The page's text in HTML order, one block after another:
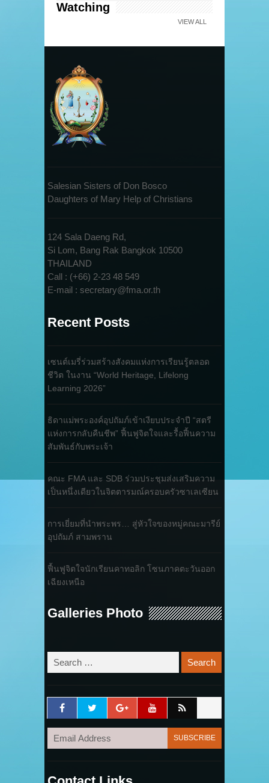
Watching
VIEW ALL
Salesian Sisters of Don Bosco
Daughters of Mary Help of Christians
124 Sala Daeng Rd,
Si Lom, Bang Rak Bangkok 10500
THAILAND
Call : (+66) 2-23 48 549
E-mail : secretary@fma.or.th
Recent Posts
เซนต์เมรี่ร่วมสร้างสังคมแห่งการเรียนรู้ตลอด
ชีวิต ในงาน “World Heritage, Lifelong
Learning 2026”
ธิดาแม่พระองค์อุปถัมภ์เข้าเงียบประจำปี “สตรี
แห่งการกลับคืนชีพ” ฟื้นฟูจิตใจและรื้อฟื้นความ
สัมพันธ์กับพระเจ้า
คณะ FMA และ SDB ร่วมประชุมส่งเสริมความ
เป็นหนึ่งเดียวในจิตตารมณ์ครอบครัวซาเลเซียน
การเยี่ยมที่นำพระพร… สู่หัวใจของหมู่คณะมารีย์
อุปถัมภ์ สามพราน
ฟื้นฟูจิตใจนักเรียนคาทอลิก โซนภาคตะวันออก
เฉียงเหนือ
Galleries Photo